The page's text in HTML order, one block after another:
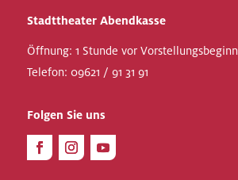
Stadttheater Abendkasse
Öffnung: 1 Stunde vor Vorstellungsbeginn
Telefon: 09621 / 91 31 91
Folgen Sie uns